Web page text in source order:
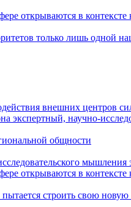
открываются в
только лишь одной
внешних центров
экспертный, научно-
общности
мышления
открываются в
строить свою